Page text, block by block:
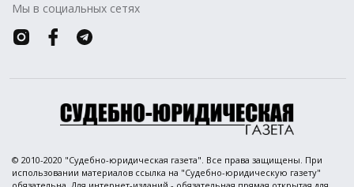
Мы в социальных сетях
© 2010-2020 "Судебно-юридическая газета". Все права защищены. При
использовании материалов ссылка на "Судебно-юридическую газету"